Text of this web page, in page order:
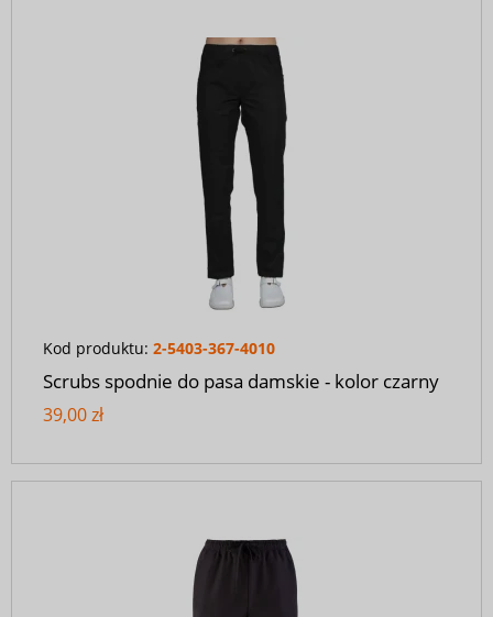
Kod produktu: 2-5403-367-4010
Scrubs spodnie do pasa damskie - kolor czarny
39,00 zł